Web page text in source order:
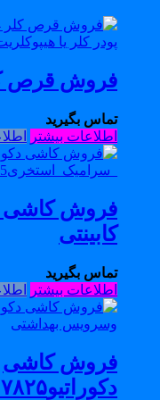
فروش قرص کلر
تماس بگیرید
اطلاعات بیشتر
فروش کاشی
کابینتی
تماس بگیرید
اطلاعات بیشتر
فروش کاشی
دکوراتیو۰۹۱۲۱۵۰۷۸۲۵_فر...